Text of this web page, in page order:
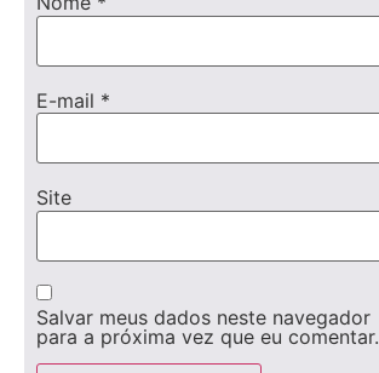
E-mail *
Site
Salvar meus dados neste navegador
para a próxima vez que eu comentar.